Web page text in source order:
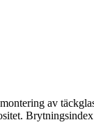
av